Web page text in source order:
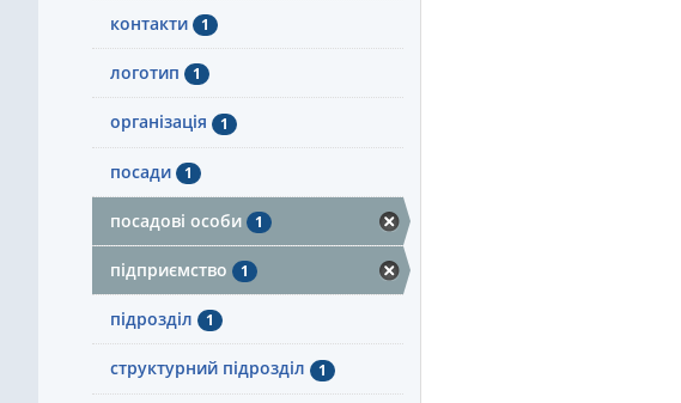
контакти 1
логотип 1
організація 1
посади 1
посадові особи 1
підприємство 1
підрозділ 1
структурний підрозділ 1